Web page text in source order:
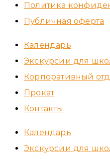
Политика
Публичная оферта
Календарь
Экскурсии для
Корпоративный
Прокат
Контакты
Календарь
Экскурсии для